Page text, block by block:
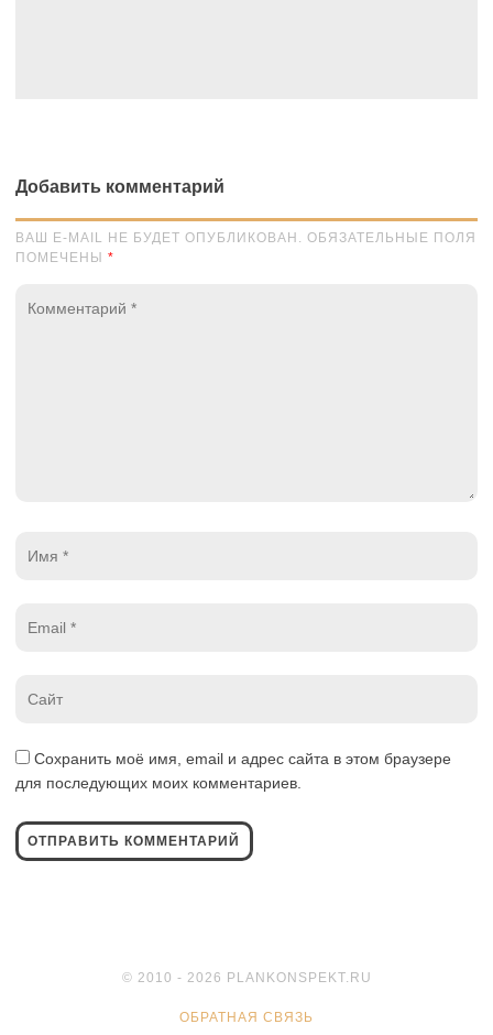
Добавить комментарий
ВАШ E-MAIL НЕ БУДЕТ ОПУБЛИКОВАН. ОБЯЗАТЕЛЬНЫЕ ПОЛЯ
ПОМЕЧЕНЫ *
Сохранить моё имя, email и адрес сайта в этом браузере
для последующих моих комментариев.
© 2010 - 2026 PLANKONSPEKT.RU
ОБРАТНАЯ СВЯЗЬ